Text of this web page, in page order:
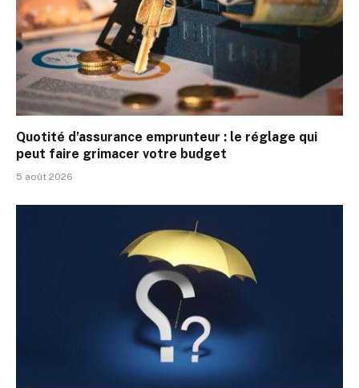
Quotité d’assurance emprunteur : le réglage qui
peut faire grimacer votre budget
5 août 2026